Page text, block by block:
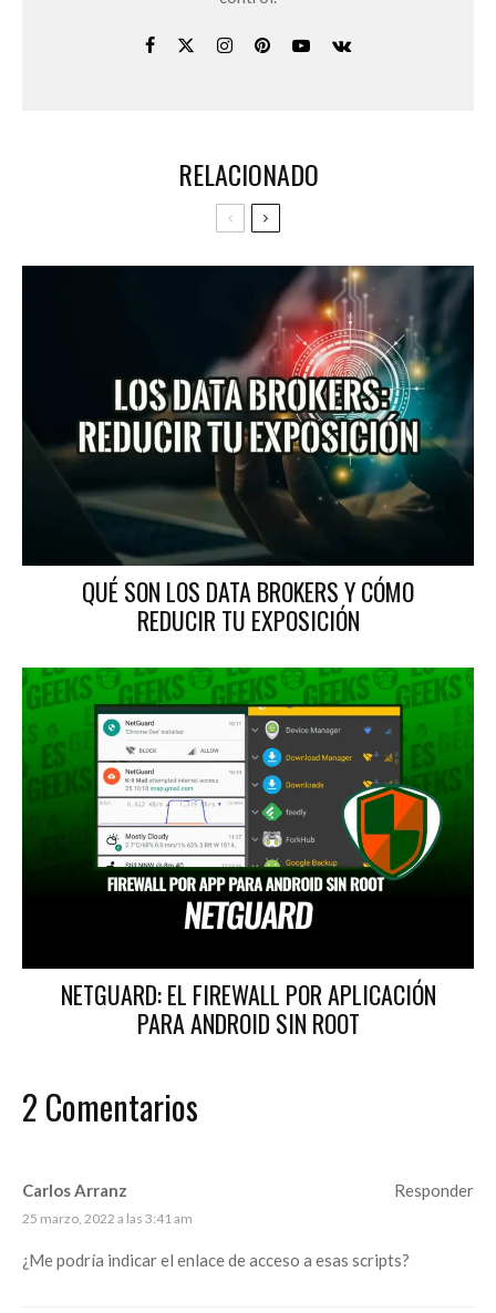
RELACIONADO
QUÉ SON LOS DATA BROKERS Y CÓMO
REDUCIR TU EXPOSICIÓN
NETGUARD: EL FIREWALL POR APLICACIÓN
PARA ANDROID SIN ROOT
2 Comentarios
Carlos Arranz
25 marzo, 2022 a las 3:41 am
¿Me podría indicar el enlace de acceso a esas scripts?
Responder